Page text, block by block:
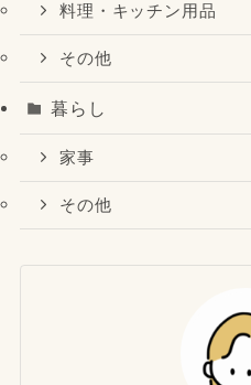
料理・キッチン用品
その他
暮らし
家事
その他